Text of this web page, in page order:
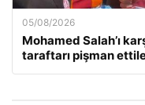
05/08/2026
Mohamed Salah’ı
taraftarı pişman